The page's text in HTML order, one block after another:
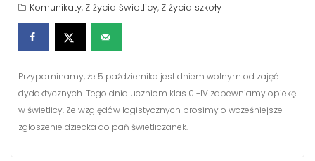
Komunikaty, Z życia świetlicy, Z życia szkoły
Przypominamy, że 5 października jest dniem wolnym od zajęć
dydaktycznych. Tego dnia uczniom klas 0 -IV zapewniamy opiekę
w świetlicy. Ze względów logistycznych prosimy o wcześniejsze
zgłoszenie dziecka do pań świetliczanek.